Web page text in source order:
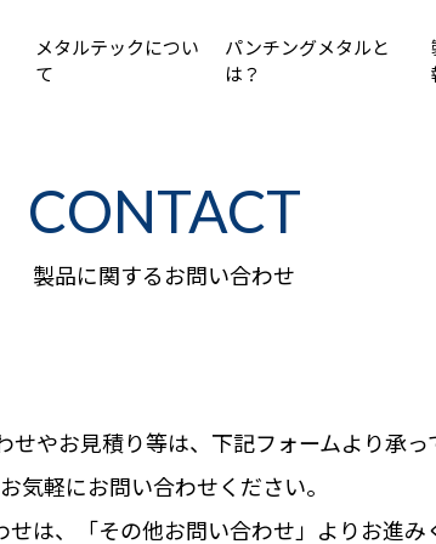
メタルテックについ
て
パンチングメタルと
は？
CONTACT
製品に関するお問い合わせ
せやお見積り等は、下記フォームより承っ
お気軽にお問い合わせください。
せは、「その他お問い合わせ」よりお進み